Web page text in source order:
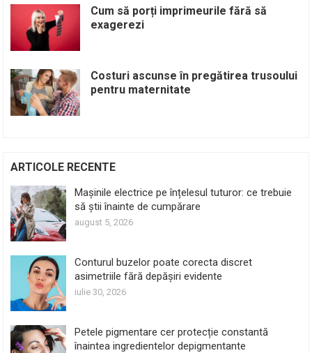
Cum să porți imprimeurile fără să
exagerezi
Costuri ascunse în pregătirea trusoului
pentru maternitate
ARTICOLE RECENTE
Mașinile electrice pe înțelesul tuturor: ce trebuie
să știi înainte de cumpărare
august 5, 2026
Conturul buzelor poate corecta discret
asimetriile fără depășiri evidente
iulie 30, 2026
Petele pigmentare cer protecție constantă
înaintea ingredientelor depigmentante